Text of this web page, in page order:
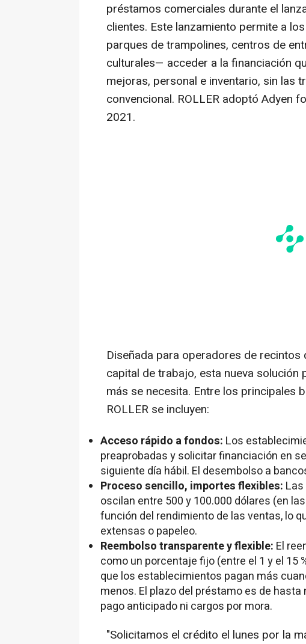
préstamos comerciales durante el
clientes. Este lanzamiento permite a
parques de trampolines, centros de
culturales— acceder a la financiación
mejoras, personal e inventario, sin las
convencional. ROLLER adoptó Adyen
2021.
Diseñada para operadores de
capital de trabajo, esta nueva
más se necesita. Entre los principales
ROLLER se incluyen:
Acceso rápido a fondos: Los
preaprobadas y solicitar financiación en
siguiente día hábil. El desembolso a
Proceso sencillo, importes flexibles:
oscilan entre 500 y 100.000 dólares (en
función del rendimiento de las ventas, lo
extensas o papeleo.
Reembolso transparente y flexible: El
como un porcentaje fijo (entre el 1 y el 15
que los establecimientos pagan más
menos. El plazo del préstamo es de
pago anticipado ni cargos por mora.
"Solicitamos el crédito el lunes por la